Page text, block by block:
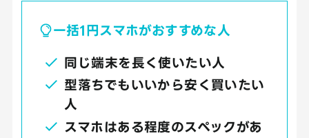
一括1円スマホがおすすめな人
同じ端末を長く使いたい人
型落ちでもいいから安く買いたい
人
スマホはある程度のスペックがあ